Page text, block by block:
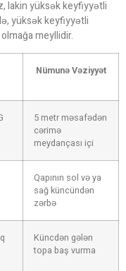
lakin yüksək keyfiyyətli
yüksək keyfiyyətli
meyllidir.
Nümunə Vəziyyət
5 metr məsafədən
cərimə
meydançası içi
Qapının sol və ya
sağ küncündən
zərbə
Küncdən gələn
topa baş vurma